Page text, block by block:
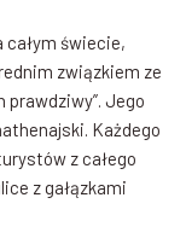
całym świecie,
związkiem ze
Jego
Każdego
z całego
z gałązkami